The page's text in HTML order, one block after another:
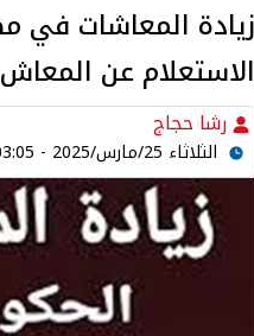
الاستعلام عن المعاش
رشا حجاج
الثلاثاء 25/مارس/2025 - 03:05 ص